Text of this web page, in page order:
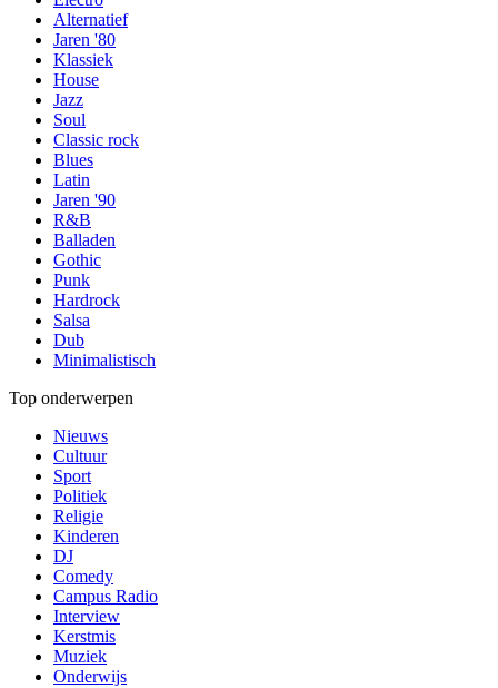
Alternatief
Jaren '80
Klassiek
House
Jazz
Soul
Classic rock
Blues
Latin
Jaren '90
R&B
Balladen
Gothic
Punk
Hardrock
Salsa
Dub
Minimalistisch
Top onderwerpen
Nieuws
Cultuur
Sport
Politiek
Religie
Kinderen
DJ
Comedy
Campus Radio
Interview
Kerstmis
Muziek
Onderwijs